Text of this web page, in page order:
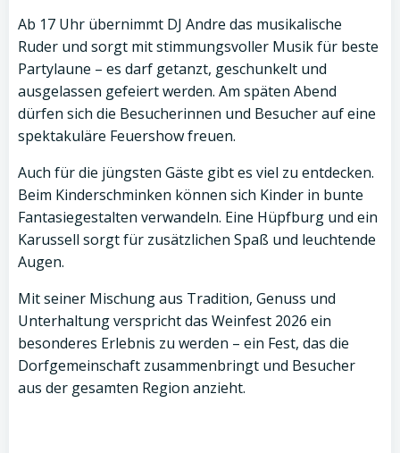
Ab 17 Uhr übernimmt DJ Andre das musikalische
Ruder und sorgt mit stimmungsvoller Musik für beste
Partylaune – es darf getanzt, geschunkelt und
ausgelassen gefeiert werden. Am späten Abend
dürfen sich die Besucherinnen und Besucher auf eine
spektakuläre Feuershow freuen.
Auch für die jüngsten Gäste gibt es viel zu entdecken.
Beim Kinderschminken können sich Kinder in bunte
Fantasiegestalten verwandeln. Eine Hüpfburg und ein
Karussell sorgt für zusätzlichen Spaß und leuchtende
Augen.
Mit seiner Mischung aus Tradition, Genuss und
Unterhaltung verspricht das Weinfest 2026 ein
besonderes Erlebnis zu werden – ein Fest, das die
Dorfgemeinschaft zusammenbringt und Besucher
aus der gesamten Region anzieht.